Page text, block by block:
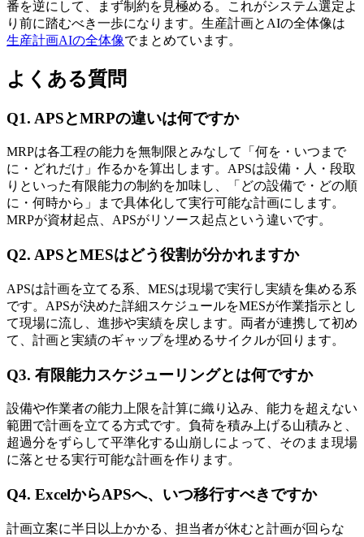
番を逆にして、まず制約を見極める。これがシステム選定よ
り前に踏むべき一歩になります。生産計画とAIの全体像は
生産計画AIの全体像でまとめています。
よくある質問
Q1. APSとMRPの違いは何ですか
MRPは各工程の能力を無制限とみなして「何を・いつまで
に・どれだけ」作るかを算出します。APSは設備・人・段取
りといった有限能力の制約を加味し、「どの設備で・どの順
に・何時から」まで具体化して実行可能な計画にします。
MRPが資材起点、APSがリソース起点という違いです。
Q2. APSとMESはどう役割が分かれますか
APSは計画を立てる系、MESは現場で実行し実績を集める系
です。APSが決めた詳細スケジュールをMESが作業指示とし
て現場に流し、進捗や実績を戻します。両者が連携して初め
て、計画と実績のギャップを埋めるサイクルが回ります。
Q3. 有限能力スケジューリングとは何ですか
設備や作業者の能力上限を計算に織り込み、能力を超えない
範囲で計画を立てる方式です。負荷を積み上げる山積みと、
超過分をずらして平準化する山崩しによって、そのまま現場
に落とせる実行可能な計画を作ります。
Q4. ExcelからAPSへ、いつ移行すべきですか
計画立案に半日以上かかる、担当者が休むと計画が回らな